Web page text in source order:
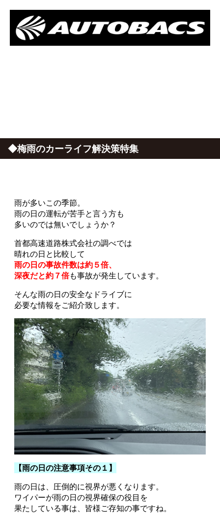
◆梅雨のカーライフ解決策特集
雨が多いこの季節。
雨の日の運転が苦手と言う方も
多いのでは無いでしょうか？
首都高速道路株式会社の調べでは
晴れの日と比較して
雨の日の事故件数は約５倍、
深夜だと約７倍も事故が発生しています。
そんな雨の日の安全なドライブに
必要な情報をご紹介致します。
【雨の日の注意事項その１】
雨の日は、圧倒的に視界が悪くなります。
ワイパーが雨の日の視界確保の役目を
果たしている事は、皆様ご存知の事ですね。